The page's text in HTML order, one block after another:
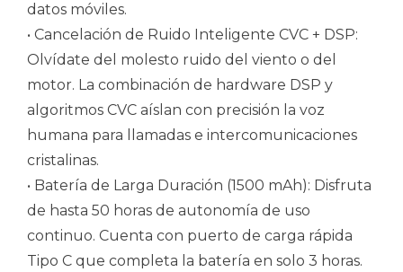
datos móviles.
• Cancelación de Ruido Inteligente CVC + DSP:
Olvídate del molesto ruido del viento o del
motor. La combinación de hardware DSP y
algoritmos CVC aíslan con precisión la voz
humana para llamadas e intercomunicaciones
cristalinas.
• Batería de Larga Duración (1500 mAh): Disfruta
de hasta 50 horas de autonomía de uso
continuo. Cuenta con puerto de carga rápida
Tipo C que completa la batería en solo 3 horas.